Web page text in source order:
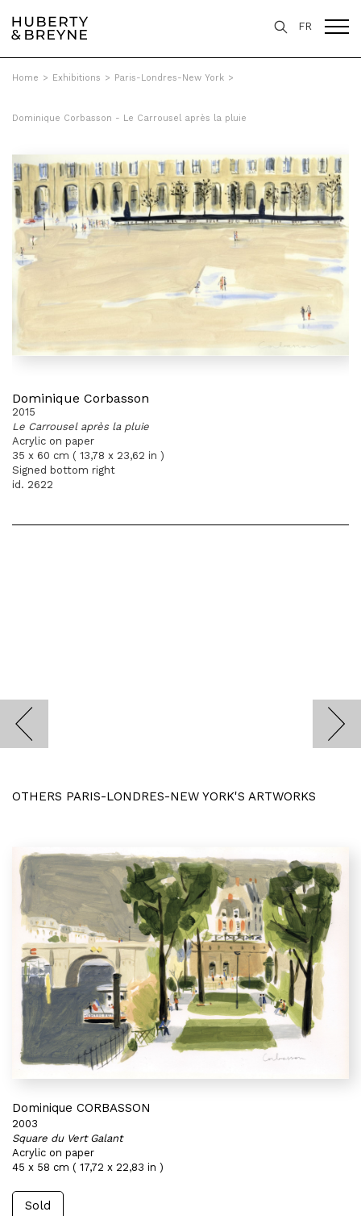
FR
Home > Exhibitions > Paris-Londres-New York >
Dominique Corbasson - Le Carrousel après la pluie
Dominique Corbasson
2015
Le Carrousel après la pluie
Acrylic on paper
35 x 60 cm ( 13,78 x 23,62 in )
Signed bottom right
id. 2622
OTHERS PARIS-LONDRES-NEW YORK'S ARTWORKS
Dominique CORBASSON
2003
Square du Vert Galant
Acrylic on paper
45 x 58 cm ( 17,72 x 22,83 in )
Sold